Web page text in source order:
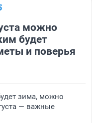
можно
будет
и поверья
зима, можно
— важные